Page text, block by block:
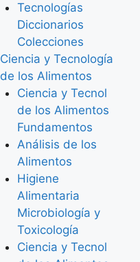
Tecnologías
Diccionarios
Colecciones
Ciencia y Tecnología
de los Alimentos
Ciencia y Tecnol
de los Alimentos
Fundamentos
Análisis de los
Alimentos
Higiene
Alimentaria
Microbiología y
Toxicología
Ciencia y Tecnol